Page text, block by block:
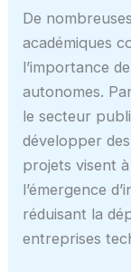
De
académiques
l’importance
autonomes.
le secteur
développer
projets visent
l’émergence
réduisant la
entreprises